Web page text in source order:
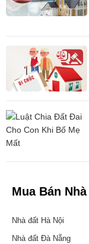
Mua Bán
Nhà đất Hà Nội
Nhà đất Đà Nẵng